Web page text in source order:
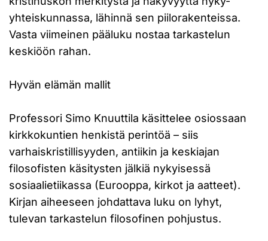
yhteiskunnassa, lähinnä sen piilorakenteissa.
Vasta viimeinen pääluku nostaa tarkastelun
keskiöön rahan.
Hyvän elämän mallit
Professori Simo Knuuttila käsittelee osiossaan
kirkkokuntien henkistä perintöä – siis
varhaiskristillisyyden, antiikin ja keskiajan
filosofisten käsitysten jälkiä nykyisessä
sosiaalietiikassa (Eurooppa, kirkot ja aatteet).
Kirjan aiheeseen johdattava luku on lyhyt,
tulevan tarkastelun filosofinen pohjustus.